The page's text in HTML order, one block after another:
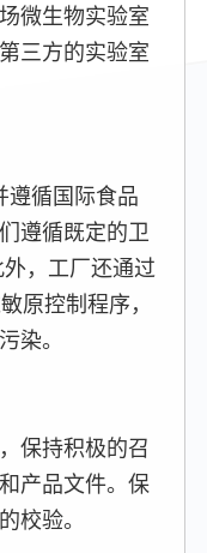
微生物实验室
三方的实验室
遵循国际食品
遵循既定的卫
，工厂还通过
原控制程序，
染。
保持积极的召
产品文件。保
校验。